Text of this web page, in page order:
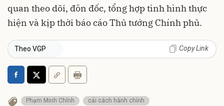
quan theo dõi, đôn đốc, tổng hợp tình hình thực
hiện và kịp thời báo cáo Thủ tướng Chính phủ.
Theo VGP Copy Link
Phạm Minh Chính cải cách hành chính